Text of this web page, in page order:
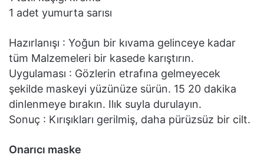
1 adet yumurta sarısı
Hazırlanışı : Yoğun bir kıvama gelinceye kadar
tüm Malzemeleri bir kasede karıştırın.
Uygulaması : Gözlerin etrafına gelmeyecek
şekilde maskeyi yüzünüze sürün. 15 20 dakika
dinlenmeye bırakın. Ilık suyla durulayın.
Sonuç : Kırışıkları gerilmiş, daha pürüzsüz bir cilt.
Onarıcı maske